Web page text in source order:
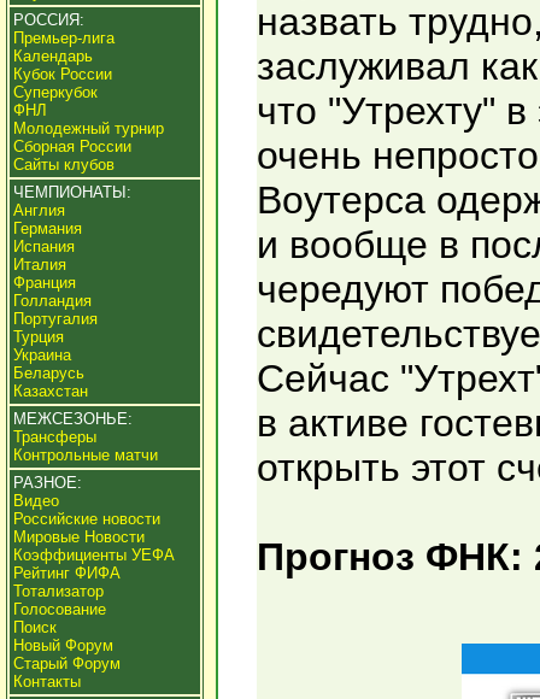
РОССИЯ:
Премьер-лига
Календарь
Кубок России
Суперкубок
ФНЛ
Молодежный турнир
Сборная России
Сайты клубов
ЧЕМПИОНАТЫ:
Англия
Германия
Испания
Италия
Франция
Голландия
Португалия
Турция
Украина
Беларусь
Казахстан
МЕЖСЕЗОНЬЕ:
Трансферы
Контрольные матчи
РАЗНОЕ:
Видео
Российские новости
Мировые Новости
Коэффициенты УЕФА
Рейтинг ФИФА
Тотализатор
Голосование
Поиск
Новый Форум
Старый Форум
Контакты
назвать
заслуживал
что "Утрехту"
очень
Воутерса
и вообще в
чередуют
Сейчас
в активе
открыть этот
Прогноз ФНК: